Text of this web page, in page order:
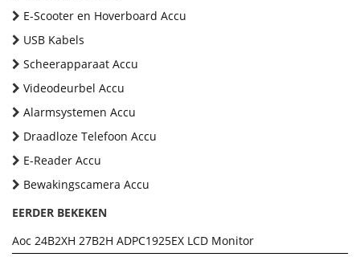
E-Scooter en Hoverboard Accu
USB Kabels
Scheerapparaat Accu
Videodeurbel Accu
Alarmsystemen Accu
Draadloze Telefoon Accu
E-Reader Accu
Bewakingscamera Accu
EERDER BEKEKEN
Aoc 24B2XH 27B2H ADPC1925EX LCD Monitor